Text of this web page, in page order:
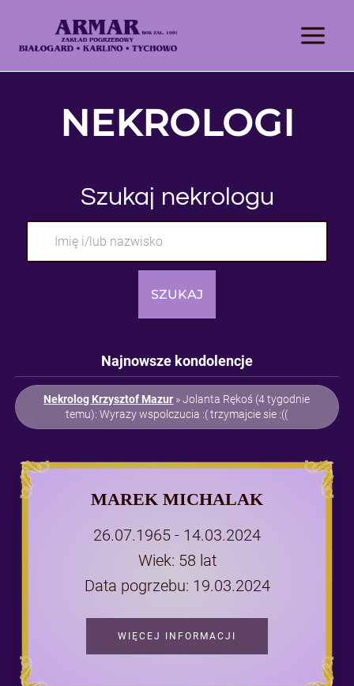
NEKROLOGI
Szukaj nekrologu
Najnowsze kondolencje
Nekrolog Krzysztof Mazur » Jolanta Rękoś (4 tygodnie
temu): Wyrazy wspolczucia :( trzymajcie sie :((
MAREK MICHALAK
26.07.1965 - 14.03.2024
Wiek: 58 lat
Data pogrzebu: 19.03.2024
WIĘCEJ INFORMACJI